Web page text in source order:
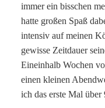
immer ein bisschen
hatte großen Spaß
intensiv auf meinen
gewisse Zeitdauer
Eineinhalb Wochen
einen kleinen
ich das erste Mal